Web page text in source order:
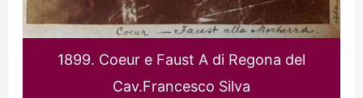
1899. Coeur e Faust A di Regona del
Cav.Francesco Silva